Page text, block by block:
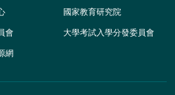
國家教育研究院
會 大學考試入學分發委員會
網